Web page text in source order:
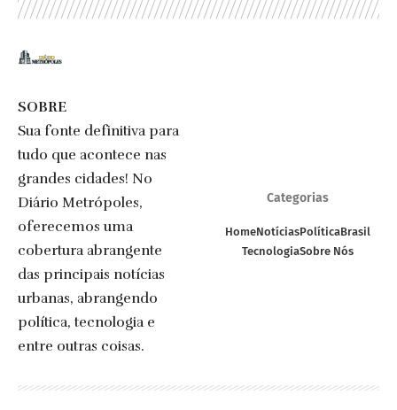
SOBRE
Sua fonte definitiva para
tudo que acontece nas
grandes cidades! No
Diário Metrópoles,
oferecemos uma
cobertura abrangente
das principais notícias
urbanas, abrangendo
política, tecnologia e
entre outras coisas.
Categorias
HomeNotíciasPolíticaBrasil
TecnologiaSobre Nós